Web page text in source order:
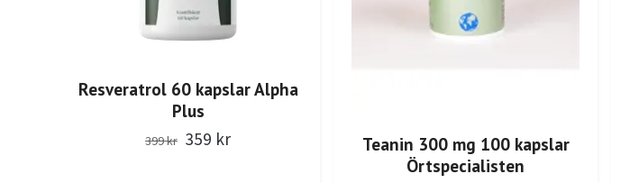
Resveratrol 60 kapslar Alpha
Plus
399 kr 359 kr
Teanin 300 mg 100 kapslar
Örtspecialisten